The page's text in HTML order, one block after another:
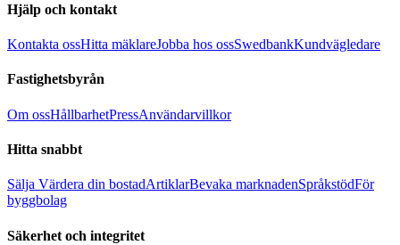
Hjälp och kontakt
Kontakta ossHitta mäklareJobba hos ossSwedbankKundvägledare
Fastighetsbyrån
Om ossHållbarhetPressAnvändarvillkor
Hitta snabbt
Sälja Värdera din bostadArtiklarBevaka marknadenSpråkstödFör
byggbolag
Säkerhet och integritet